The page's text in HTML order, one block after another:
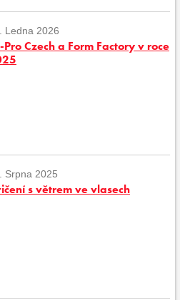
Ledna 2026
Pro Czech a Form Factory v roce
Srpna 2025
s větrem ve vlasech